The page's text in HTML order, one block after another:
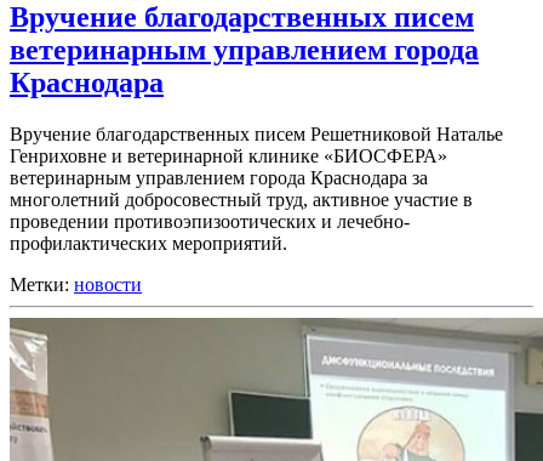
Вручение благодарственных писем
ветеринарным управлением города
Краснодара
Вручение благодарственных писем Решетниковой Наталье
Генриховне и ветеринарной клинике «БИОСФЕРА»
ветеринарным управлением города Краснодара за
многолетний добросовестный труд, активное участие в
проведении противоэпизоотических и лечебно-
профилактических мероприятий.
Метки: новости